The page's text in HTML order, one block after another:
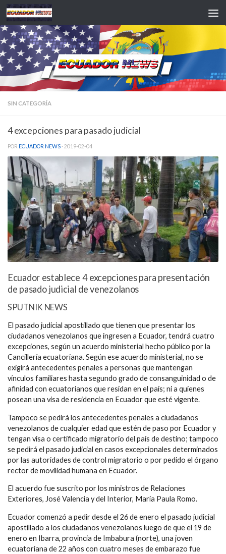
Saltar al contenido
SIN CATEGORÍA
4 excepciones para pasado judicial
POR ECUADOR NEWS · 2019-02-04
Ecuador establece 4 excepciones para presentación
de pasado judicial de venezolanos
SPUTNIK NEWS
El pasado judicial apostillado que tienen que presentar los
ciudadanos venezolanos que ingresen a Ecuador, tendrá cuatro
excepciones, según un acuerdo ministerial hecho público por la
Cancillería ecuatoriana. Según ese acuerdo ministerial, no se
exigirá antecedentes penales a personas que mantengan
vínculos familiares hasta segundo grado de consanguinidad o de
afinidad con ecuatorianos que residan en el país; ni a quienes
posean una visa de residencia en Ecuador que esté vigente.
Tampoco se pedirá los antecedentes penales a ciudadanos
venezolanos de cualquier edad que estén de paso por Ecuador y
tengan visa o certificado migratorio del país de destino; tampoco
se pedirá el pasado judicial en casos excepcionales determinados
por las autoridades de control migratorio o por pedido el órgano
rector de movilidad humana en Ecuador.
El acuerdo fue suscrito por los ministros de Relaciones
Exteriores, José Valencia y del Interior, María Paula Romo.
Ecuador comenzó a pedir desde el 26 de enero el pasado judicial
apostillado a los ciudadanos venezolanos luego de que el 19 de
enero en Ibarra, provincia de Imbabura (norte), una joven
ecuatoriana de 22 años con cuatro meses de embarazo fue